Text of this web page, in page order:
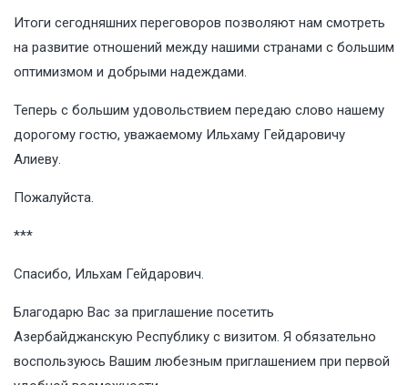
Итоги сегодняшних переговоров позволяют нам смотреть
на развитие отношений между нашими странами с большим
оптимизмом и добрыми надеждами.
Теперь с большим удовольствием передаю слово нашему
дорогому гостю, уважаемому Ильхаму Гейдаровичу
Алиеву.
Пожалуйста.
***
Спасибо, Ильхам Гейдарович.
Благодарю Вас за приглашение посетить
Азербайджанскую Республику с визитом. Я обязательно
воспользуюсь Вашим любезным приглашением при первой